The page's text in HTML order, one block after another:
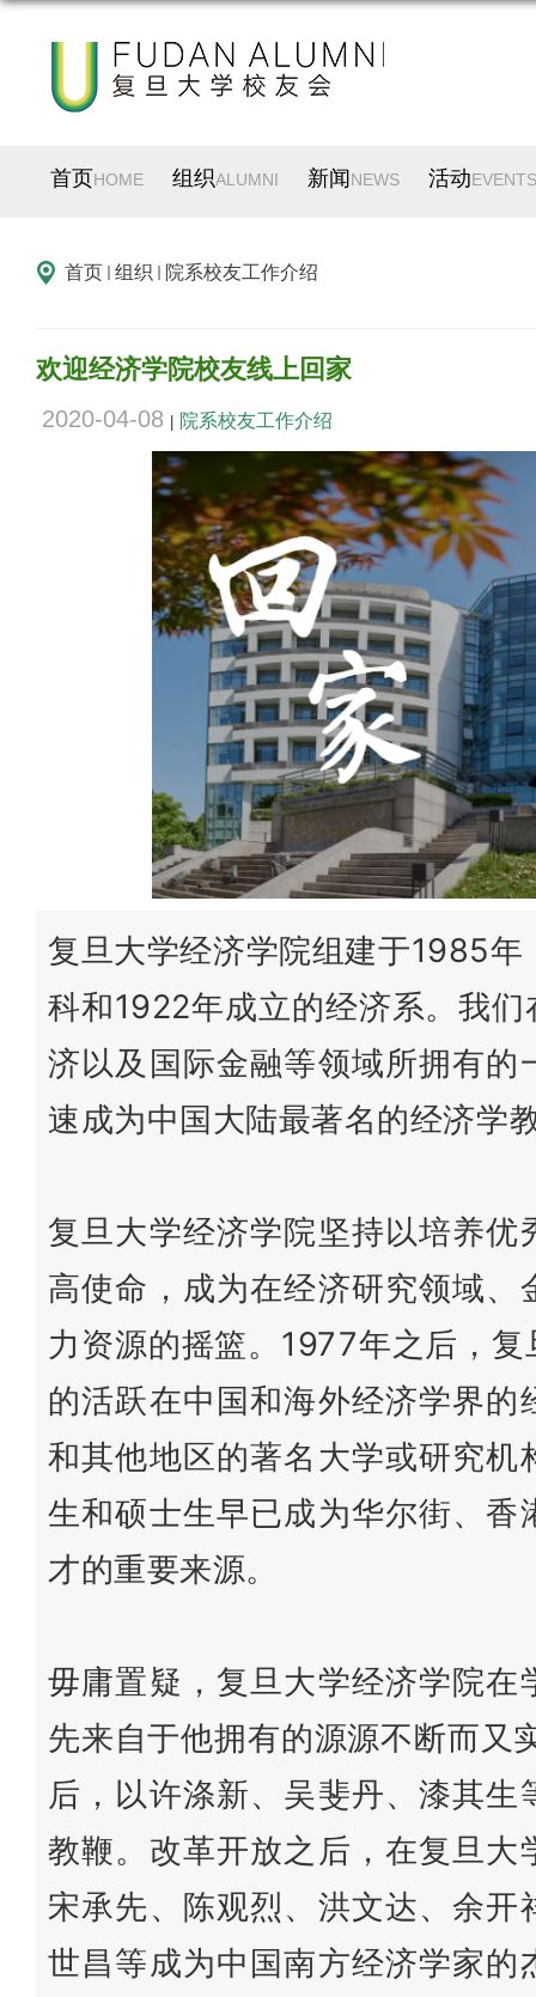
首页HOME 组织ALUMNI 新闻 NEWS 活动EVENTS
首页 组织 院系校友工作介绍
欢迎经济学院校友线上回家
2020-04-08 院系校友工作介绍
复旦大学经济学院组建于1985
科和1922年成立的经济系。我
济以及国际金融等领域所拥有
速成为中国大陆最著名的经济学
复旦大学经济学院坚持以培养
高使命，成为在经济研究领域
力资源的摇篮。1977年之后，
的活跃在中国和海外经济学界
和其他地区的著名大学或研究
生和硕士生早已成为华尔街、
才的重要来源。
毋庸置疑，复旦大学经济学院
先来自于他拥有的源源不断而又
后，以许涤新、吴斐丹、漆其
教鞭。改革开放之后，在复旦
宋承先、陈观烈、洪文达、余
世昌等成为中国南方经济学家